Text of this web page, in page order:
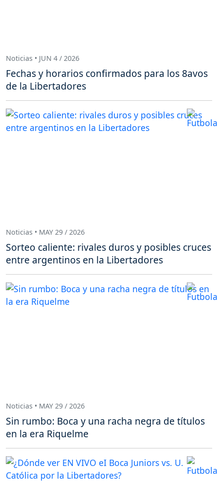
Noticias • JUN 4 / 2026
Fechas y horarios confirmados para los 8avos
de la Libertadores
Noticias • MAY 29 / 2026
Sorteo caliente: rivales duros y posibles cruces
entre argentinos en la Libertadores
Noticias • MAY 29 / 2026
Sin rumbo: Boca y una racha negra de títulos
en la era Riquelme